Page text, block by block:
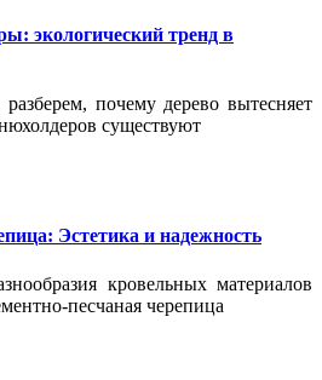
экологический тренд в
почему дерево вытесняет
существуют
Эстетика и надежность
кровельных материалов
песчаная черепица